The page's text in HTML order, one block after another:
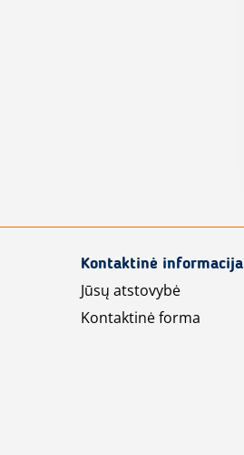
Kontaktinė informacija
Jūsų atstovybė
Kontaktinė forma